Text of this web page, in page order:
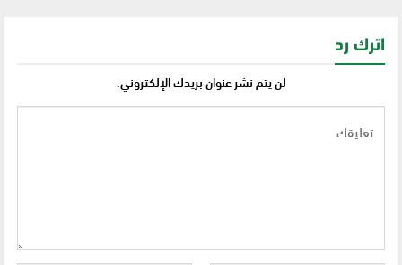
اترك رد
لن يتم نشر عنوان بريدك الإلكتروني.